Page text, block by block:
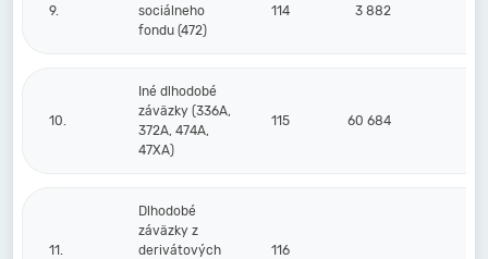
9.
sociálneho
fondu (472)
114 3 882
10.
Iné dlhodobé
záväzky (336A,
372A, 474A,
47XA)
115 60 684
11.
Dlhodobé
záväzky z
derivátových
116